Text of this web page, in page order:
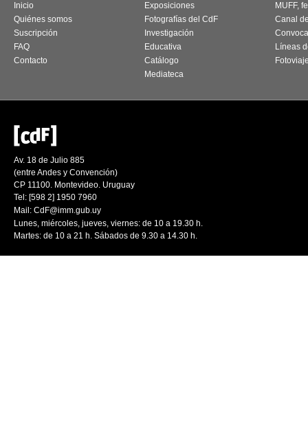
Inicio
Quiénes somos
Suscripción
FAQ
Contacto
Exposiciones
Fotografías del CdF
Investigación
Educativa
Catálogo
Mediateca
MUFF,
Canal
Líneas
Av. 18 de Julio 885
(entre Andes y Convención)
CP 11100. Montevideo. Uruguay
Tel: [598 2] 1950 7960
Mail: CdF@imm.gub.uy
Lunes, miércoles, jueves, viernes: de 10 a 19.30 h.
Martes: de 10 a 21 h. Sábados de 9.30 a 14.30 h.